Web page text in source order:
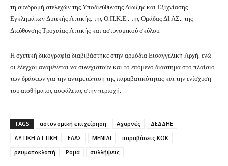
τη συνδρομή στελεχών της Υποδιεύθυνσης Δίωξης και Εξιχνίασης
Εγκλημάτων Δυτικής Αττικής, της Ο.Π.Κ.Ε., της Ομάδας ΔΙ.ΑΣ., της
Διεύθυνσης Τροχαίας Αττικής και αστυνομικού σκύλου.
Η σχετική δικογραφία διαβιβάστηκε στην αρμόδια Εισαγγελική Αρχή, ενώ
οι έλεγχοι αναμένεται να συνεχιστούν και το επόμενο διάστημα στο πλαίσιο
των δράσεων για την αντιμετώπιση της παραβατικότητας και την ενίσχυση
του αισθήματος ασφάλειας στην περιοχή.
TAGS αστυνομική επιχείρηση Αχαρνές
ΔΕΔΔΗΕ
ΔΥΤΙΚΗ ΑΤΤΙΚΗ
ΕΛΑΣ ΜΕΝΙΔΙ
παραβάσεις ΚΟΚ
ρευματοκλοπή
Ρομά συλλήψεις